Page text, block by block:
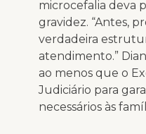
microcefalia deva
gravidez. “Antes,
verdadeira
atendimento.”
ao menos que o
Judiciário para
necessários às